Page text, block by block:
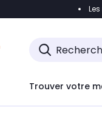
Accéder
Trouver votre